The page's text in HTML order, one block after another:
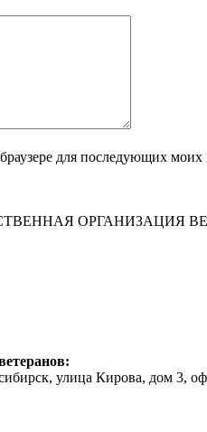
для последующих моих
ОРГАНИЗАЦИЯ
улица Кирова, дом 3,